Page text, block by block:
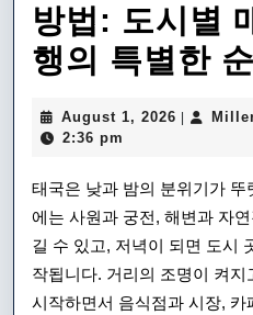
방법: 도시별
행의 특별한
August 1, 2026 August
2:36 pm
태국은 낮과 밤의 분위기가
에는 사원과 궁전, 해변과 자
길 수 있고, 저녁이 되면 도시
작됩니다. 거리의 조명이 켜
시작하면서 음식점과 시장,